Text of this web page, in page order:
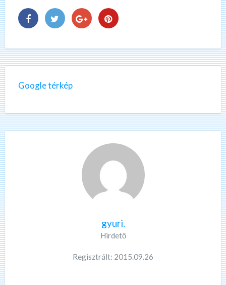
Google térkép
gyuri.
Hirdető
Regisztrált: 2015.09.26